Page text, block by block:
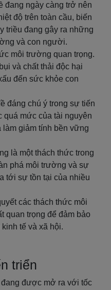
đang ngày càng trở nên
độ trên toàn cầu, biến
triều đang gây ra những
và con người.
môi trường quan trọng.
và chất thải độc hại
đến sức khỏe con
đáng chú ý trong sự tiến
mức của tài nguyên
giảm tính bền vững
là một thách thức trong
phá môi trường và sự
tới sự tồn tại của nhiều
các thách thức môi
quan trọng để đảm bảo
tế và xã hội.
triển
được mở ra với tốc